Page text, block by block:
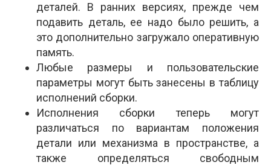
деталей. В ранних версиях, прежде чем
подавить деталь, ее надо было решить, а
это дополнительно загружало оперативную
память.
Любые размеры и пользовательские
параметры могут быть занесены в таблицу
исполнений сборки.
Исполнения сборки теперь могут
различаться по вариантам положения
детали или механизма в пространстве, а
также определяться свободным